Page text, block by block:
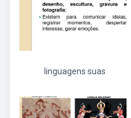
linguagens suas